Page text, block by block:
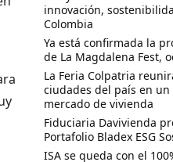
innovación,
Colombia
Ya está confirmada la
de La Magdalena Fest,
La Feria Colpatria
ciudades del país en
mercado de vivienda
Fiduciaria Davivienda
Portafolio Bladex ESG
ISA se queda con el